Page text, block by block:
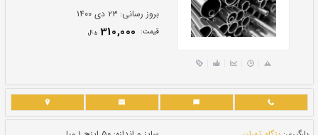
لوله مبلی 50 ضخامت 1 میل
وزن:۷.۳۵۰